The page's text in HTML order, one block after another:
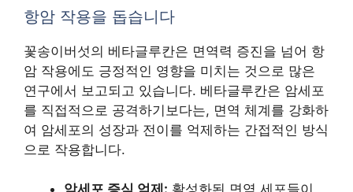
항암 작용을 돕습니다
꽃송이버섯의 베타글루칸은 면역력 증진을 넘어 항
암 작용에도 긍정적인 영향을 미치는 것으로 많은
연구에서 보고되고 있습니다. 베타글루칸은 암세포
를 직접적으로 공격하기보다는, 면역 체계를 강화하
여 암세포의 성장과 전이를 억제하는 간접적인 방식
으로 작용합니다.
암세포 증식 억제: 활성화된 면역 세포들이